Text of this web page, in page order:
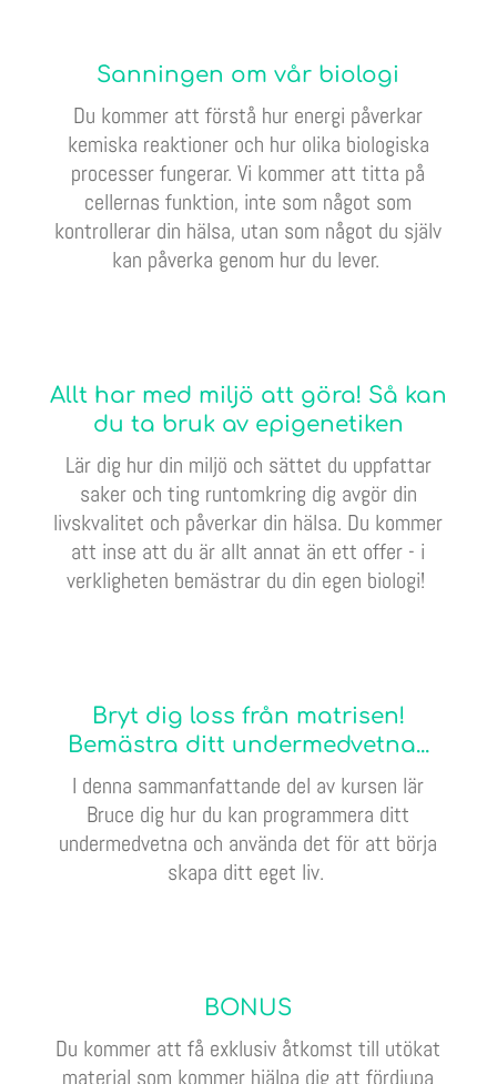
Sanningen om vår biologi
Du kommer att förstå hur energi påverkar
kemiska reaktioner och hur olika biologiska
processer fungerar. Vi kommer att titta på
cellernas funktion, inte som något som
kontrollerar din hälsa, utan som något du själv
kan påverka genom hur du lever.
Allt har med miljö att göra! Så kan
du ta bruk av epigenetiken
Lär dig hur din miljö och sättet du uppfattar
saker och ting runtomkring dig avgör din
livskvalitet och påverkar din hälsa. Du kommer
att inse att du är allt annat än ett offer - i
verkligheten bemästrar du din egen biologi!
Bryt dig loss från matrisen!
Bemästra ditt undermedvetna...
I denna sammanfattande del av kursen lär
Bruce dig hur du kan programmera ditt
undermedvetna och använda det för att börja
skapa ditt eget liv.
BONUS
Du kommer att få exklusiv åtkomst till utökat
material som kommer hjälpa dig att fördjupa